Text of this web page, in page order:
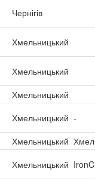
Чернігів
Хмельницький
Хмельницький
Хмельницький
Хмельницький -
Хмельницький
Хмельницький